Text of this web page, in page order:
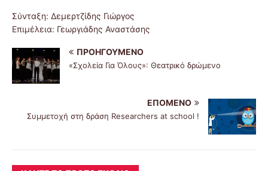
Σύνταξη: Δεμερτζίδης Γιώργος
Επιμέλεια: Γεωργιάδης Αναστάσης
ΠΡΟΗΓΟΎΜΕΝΟ
«Σχολεία Για Όλους»: Θεατρικό δρώμενο
ΕΠΌΜΕΝΟ
Συμμετοχή στη δράση Researchers at school !